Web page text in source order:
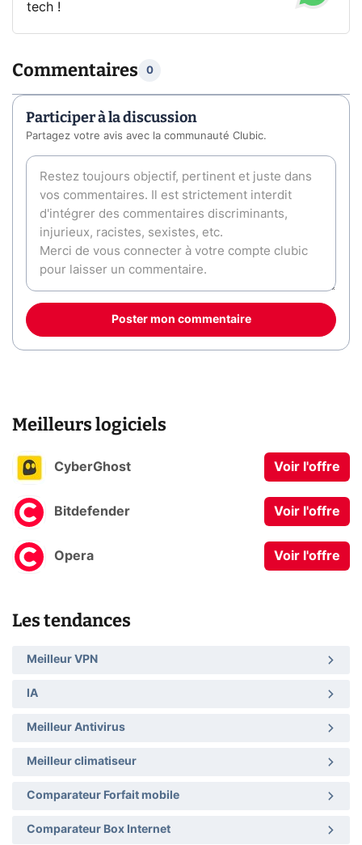
tech !
Commentaires 0
Participer à la discussion
Partagez votre avis avec la communauté Clubic.
Poster mon commentaire
Meilleurs logiciels
CyberGhost Voir l'offre
Bitdefender Voir l'offre
Opera Voir l'offre
Les tendances
Meilleur VPN
IA
Meilleur Antivirus
Meilleur climatiseur
Comparateur Forfait mobile
Comparateur Box Internet